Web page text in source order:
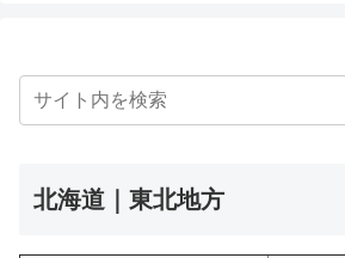
北海道｜東北地方